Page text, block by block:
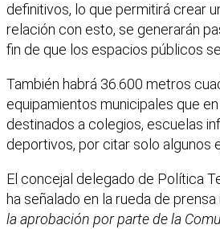
definitivos, lo que permitirá crear
relación con esto, se generarán
fin de que los espacios públicos
También habrá 36.600 metros
equipamientos municipales que
destinados a colegios, escuelas
deportivos, por citar solo algunos
El concejal delegado de Política
ha señalado en la rueda de
la aprobación por parte de la